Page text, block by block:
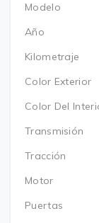
Modelo
Año
Kilometraje
Color Exterior
Color Del
Transmisión
Tracción
Motor
Puertas